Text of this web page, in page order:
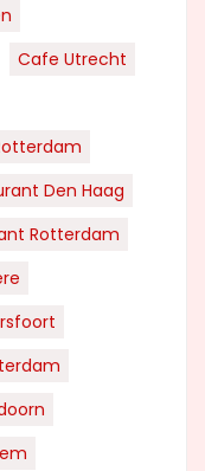
Cafe Utrecht
Den Haag
Rotterdam